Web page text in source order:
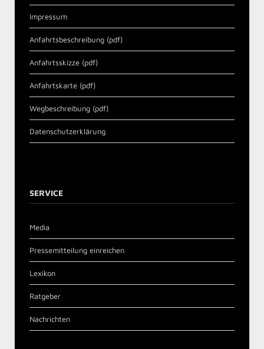
Impressum
Anfahrtsbeschreibung (pdf)
Anfahrtsskizze (pdf)
Anfahrtskarte (pdf)
Wegbeschreibung (pdf)
Datenschutzerklärung
SERVICE
Media
Pressemitteilung einreichen
Lexikon
Ratgeber
Nachrichten